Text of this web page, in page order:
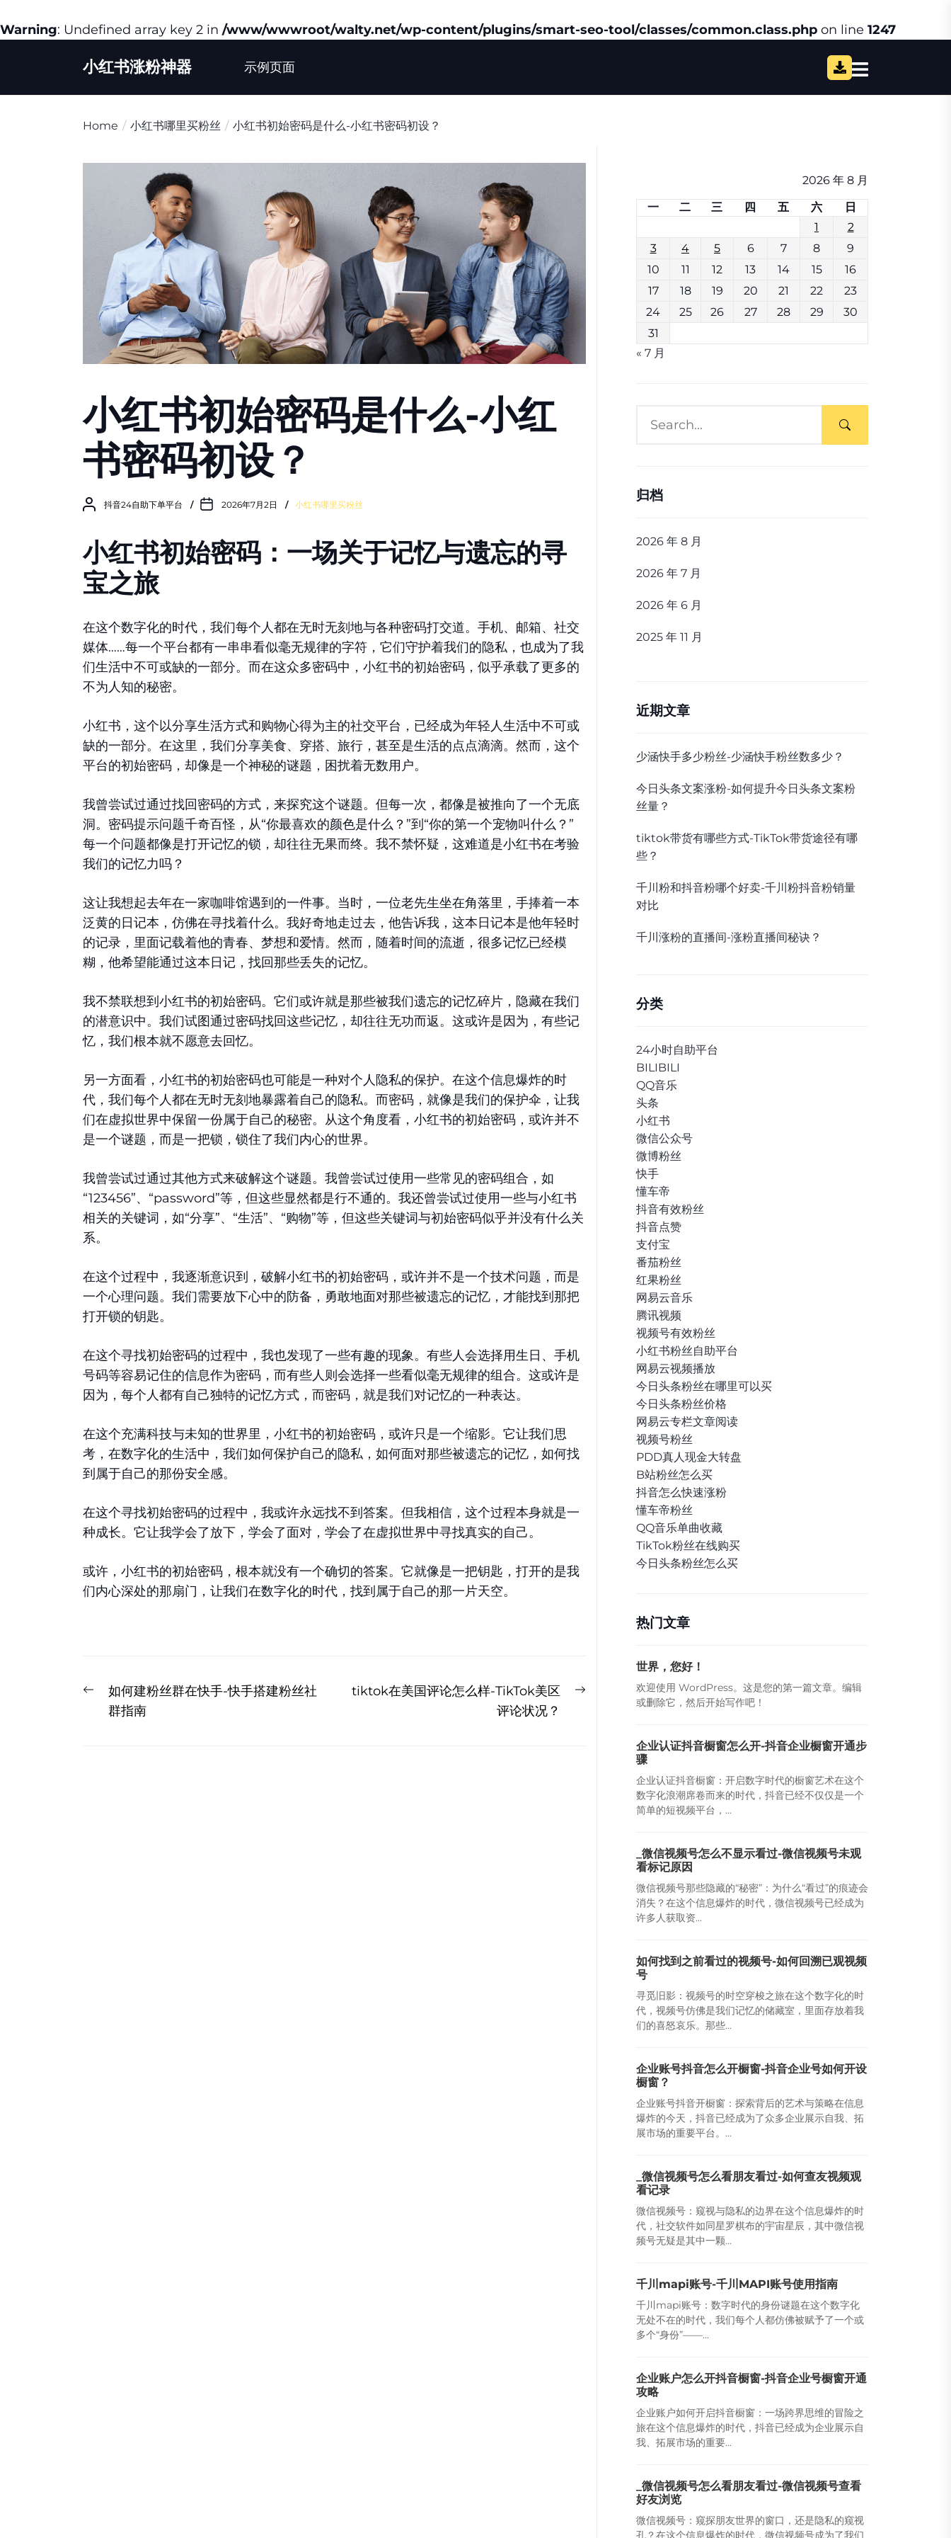
Warning: Undefined array key 2 in /www/wwwroot/walty.net/wp-content/plugins/smart-seo-tool/classes/common.class.php on line 1247
小红书涨粉神器 示例页面
Home 小红书哪里买粉丝 小红书初始密码是什么-小红书密码初设？
小红书初始密码是什么-小红
书密码初设？
抖音24自助下单平台 2026年7月2日 小红书哪里买粉丝
小红书初始密码：一场关于记忆与遗忘的寻
宝之旅
在这个数字化的时代，我们每个人都在无时无刻地与各种密码打交道。手机、邮箱、社交
媒体……每一个平台都有一串串看似毫无规律的字符，它们守护着我们的隐私，也成为了我
们生活中不可或缺的一部分。而在这众多密码中，小红书的初始密码，似乎承载了更多的
不为人知的秘密。
小红书，这个以分享生活方式和购物心得为主的社交平台，已经成为年轻人生活中不可或
缺的一部分。在这里，我们分享美食、穿搭、旅行，甚至是生活的点点滴滴。然而，这个
平台的初始密码，却像是一个神秘的谜题，困扰着无数用户。
我曾尝试过通过找回密码的方式，来探究这个谜题。但每一次，都像是被推向了一个无底
洞。密码提示问题千奇百怪，从“你最喜欢的颜色是什么？”到“你的第一个宠物叫什么？”
每一个问题都像是打开记忆的锁，却往往无果而终。我不禁怀疑，这难道是小红书在考验
我们的记忆力吗？
这让我想起去年在一家咖啡馆遇到的一件事。当时，一位老先生坐在角落里，手捧着一本
泛黄的日记本，仿佛在寻找着什么。我好奇地走过去，他告诉我，这本日记本是他年轻时
的记录，里面记载着他的青春、梦想和爱情。然而，随着时间的流逝，很多记忆已经模
糊，他希望能通过这本日记，找回那些丢失的记忆。
我不禁联想到小红书的初始密码。它们或许就是那些被我们遗忘的记忆碎片，隐藏在我们
的潜意识中。我们试图通过密码找回这些记忆，却往往无功而返。这或许是因为，有些记
忆，我们根本就不愿意去回忆。
另一方面看，小红书的初始密码也可能是一种对个人隐私的保护。在这个信息爆炸的时
代，我们每个人都在无时无刻地暴露着自己的隐私。而密码，就像是我们的保护伞，让我
们在虚拟世界中保留一份属于自己的秘密。从这个角度看，小红书的初始密码，或许并不
是一个谜题，而是一把锁，锁住了我们内心的世界。
我曾尝试过通过其他方式来破解这个谜题。我曾尝试过使用一些常见的密码组合，如
“123456”、“password”等，但这些显然都是行不通的。我还曾尝试过使用一些与小红书
相关的关键词，如“分享”、“生活”、“购物”等，但这些关键词与初始密码似乎并没有什么关
系。
在这个过程中，我逐渐意识到，破解小红书的初始密码，或许并不是一个技术问题，而是
一个心理问题。我们需要放下心中的防备，勇敢地面对那些被遗忘的记忆，才能找到那把
打开锁的钥匙。
在这个寻找初始密码的过程中，我也发现了一些有趣的现象。有些人会选择用生日、手机
号码等容易记住的信息作为密码，而有些人则会选择一些看似毫无规律的组合。这或许是
因为，每个人都有自己独特的记忆方式，而密码，就是我们对记忆的一种表达。
在这个充满科技与未知的世界里，小红书的初始密码，或许只是一个缩影。它让我们思
考，在数字化的生活中，我们如何保护自己的隐私，如何面对那些被遗忘的记忆，如何找
到属于自己的那份安全感。
在这个寻找初始密码的过程中，我或许永远找不到答案。但我相信，这个过程本身就是一
种成长。它让我学会了放下，学会了面对，学会了在虚拟世界中寻找真实的自己。
或许，小红书的初始密码，根本就没有一个确切的答案。它就像是一把钥匙，打开的是我
们内心深处的那扇门，让我们在数字化的时代，找到属于自己的那一片天空。
文
Previous
post:
如何建粉丝群在快手-快手搭建粉丝社
群指南
Next
tiktok在美国评论怎么样-TikTok美区
评论状况？
2026 年 8 月
一
二 三 四 五 六
日
1
2
3
4 5 6 7 8
9
10
11 12 13 14 15
16
17
18 19 20 21 22
23
24
25 26 27 28 29
30
31
« 7 月
归档
2026 年 8 月
2026 年 7 月
2026 年 6 月
2025 年 11 月
近期文章
少涵快手多少粉丝-少涵快手粉丝数多少？
今日头条文案涨粉-如何提升今日头条文案粉
丝量？
tiktok带货有哪些方式-TikTok带货途径有哪
些？
千川粉和抖音粉哪个好卖-千川粉抖音粉销量
对比
千川涨粉的直播间-涨粉直播间秘诀？
分类
24小时自助平台
BILIBILI
QQ音乐
头条
小红书
微信公众号
微博粉丝
快手
懂车帝
抖音有效粉丝
抖音点赞
支付宝
番茄粉丝
红果粉丝
网易云音乐
腾讯视频
视频号有效粉丝
小红书粉丝自助平台
网易云视频播放
今日头条粉丝在哪里可以买
今日头条粉丝价格
网易云专栏文章阅读
视频号粉丝
PDD真人现金大转盘
B站粉丝怎么买
抖音怎么快速涨粉
懂车帝粉丝
QQ音乐单曲收藏
TikTok粉丝在线购买
今日头条粉丝怎么买
热门文章
世界，您好！
欢迎使用 WordPress。这是您的第一篇文章。编辑
或删除它，然后开始写作吧！
企业认证抖音橱窗怎么开-抖音企业橱窗开通步
骤
企业认证抖音橱窗：开启数字时代的橱窗艺术在这个
数字化浪潮席卷而来的时代，抖音已经不仅仅是一个
简单的短视频平台，...
_微信视频号怎么不显示看过-微信视频号未观
看标记原因
微信视频号那些隐藏的“秘密”：为什么“看过”的痕迹会
消失？在这个信息爆炸的时代，微信视频号已经成为
许多人获取资...
如何找到之前看过的视频号-如何回溯已观视频
号
寻觅旧影：视频号的时空穿梭之旅在这个数字化的时
代，视频号仿佛是我们记忆的储藏室，里面存放着我
们的喜怒哀乐。那些...
企业账号抖音怎么开橱窗-抖音企业号如何开设
橱窗？
企业账号抖音开橱窗：探索背后的艺术与策略在信息
爆炸的今天，抖音已经成为了众多企业展示自我、拓
展市场的重要平台。...
_微信视频号怎么看朋友看过-如何查友视频观
看记录
微信视频号：窥视与隐私的边界在这个信息爆炸的时
代，社交软件如同星罗棋布的宇宙星辰，其中微信视
频号无疑是其中一颗...
千川mapi账号-千川MAPI账号使用指南
千川mapi账号：数字时代的身份谜题在这个数字化
无处不在的时代，我们每个人都仿佛被赋予了一个或
多个“身份”——...
企业账户怎么开抖音橱窗-抖音企业号橱窗开通
攻略
企业账户如何开启抖音橱窗：一场跨界思维的冒险之
旅在这个信息爆炸的时代，抖音已经成为企业展示自
我、拓展市场的重要...
_微信视频号怎么看朋友看过-微信视频号查看
好友浏览
微信视频号：窥探朋友世界的窗口，还是隐私的窥视
孔？在这个信息爆炸的时代，微信视频号成为了我们